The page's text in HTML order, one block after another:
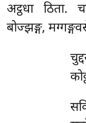
अट्ठधा ठिता.
बोज्झङ्ग,